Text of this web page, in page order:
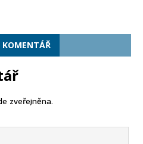
KOMENTÁŘ
zveřejněna.